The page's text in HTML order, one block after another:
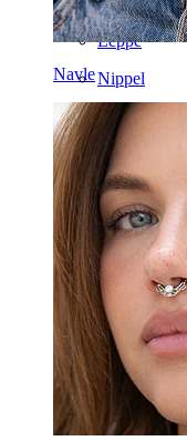
Navle
Leppe
Nippel
Industriell
Dermal
Helix
Øre
Septum
14K gull
Klipps
Labret
Tunge